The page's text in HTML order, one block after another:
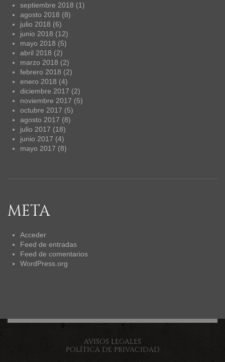
septiembre 2018 (1)
agosto 2018 (8)
julio 2018 (6)
junio 2018 (12)
mayo 2018 (5)
abril 2018 (2)
marzo 2018 (2)
febrero 2018 (2)
enero 2018 (4)
diciembre 2017 (2)
noviembre 2017 (5)
octubre 2017 (5)
agosto 2017 (8)
julio 2017 (18)
junio 2017 (4)
mayo 2017 (8)
META
Acceder
Feed de entradas
Feed de comentarios
WordPress.org
AVISOS LEGALES
POLÍTICA DE PRIVACIDAD